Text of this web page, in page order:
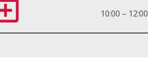
10:00 – 12:00